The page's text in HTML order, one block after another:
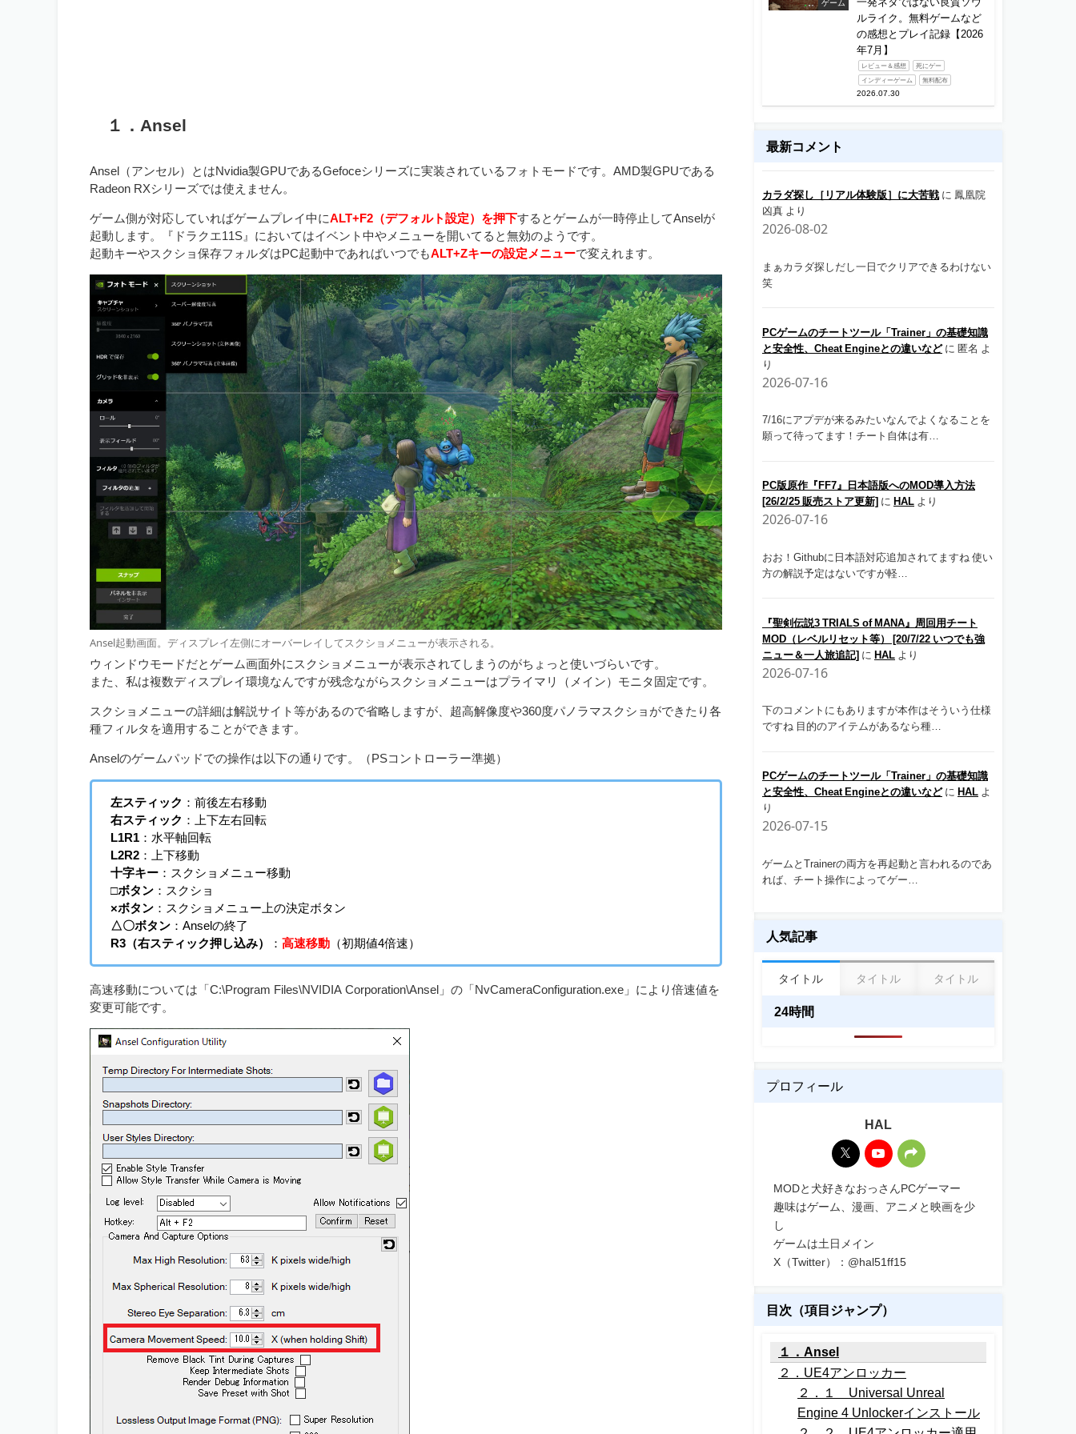
１．Ansel
Ansel（アンセル）とはNvidia製GPUであるGefoceシリーズに実装されているフォトモードです。AMD製GPUである
Radeon RXシリーズでは使えません。
ゲーム側が対応していればゲームプレイ中にALT+F2（デフォルト設定）を押下するとゲームが一時停止してAnselが
起動します。『ドラクエ11S』においてはイベント中やメニューを開いてると無効のようです。
起動キーやスクショ保存フォルダはPC起動中であればいつでもALT+Zキーの設定メニューで変えれます。
Ansel起動画面。ディスプレイ左側にオーバーレイしてスクショメニューが表示される。
ウィンドウモードだとゲーム画面外にスクショメニューが表示されてしまうのがちょっと使いづらいです。
また、私は複数ディスプレイ環境なんですが残念ながらスクショメニューはプライマリ（メイン）モニタ固定です。
スクショメニューの詳細は解説サイト等があるので省略しますが、超高解像度や360度パノラマスクショができたり各
種フィルタを適用することができます。
Anselのゲームパッドでの操作は以下の通りです。（PSコントローラー準拠）
左スティック ：前後左右移動
右スティック ：上下左右回転
L1R1：水平軸回転
L2R2：上下移動
十字キー：スクショメニュー移動
□ボタン：スクショ
×ボタン：スクショメニュー上の決定ボタン
△〇ボタン：Anselの終了
R3（右スティック押し込み）
： 高速移動（初期値4倍速）
高速移動については「C:\Program Files\NVIDIA Corporation\Ansel」の「NvCameraConfiguration.exe」により倍速値を
変更可能です。
ゲーム
ルライク。無料ゲームなど
の感想とプレイ記録【2026
年7月】
レビュー＆感想 死にゲー
インディーゲーム 無料配布
2026.07.30
最新コメント
カラダ探し［リアル体験版］に大苦戦 に
鳳凰院
凶真 より
2026-08-02
まぁカラダ探しだし一日でクリアできるわけない
笑
PCゲームのチートツール「Trainer」の基礎知識
と安全性、Cheat Engineとの違いなどに 匿名 よ
り
2026-07-16
7/16にアプデが来るみたいなんでよくなることを
願って待ってます！チート自体は有…
PC版原作『FF7』日本語版へのMOD導入方法
[26/2/25 販売ストア更新] に HAL より
2026-07-16
おお！Githubに日本語対応追加されてますね 使い
方の解説予定はないですが軽…
『聖剣伝説3 TRIALS of MANA』周回用チート
MOD（レベルリセット等） [20/7/22 いつでも強
ニュー＆一人旅追記] に HAL より
2026-07-16
下のコメントにもありますが本作はそういう仕様
ですね 目的のアイテムがあるなら種…
PCゲームのチートツール「Trainer」の基礎知識
と安全性、Cheat Engineとの違いなどに HAL よ
り
2026-07-15
ゲームとTrainerの両方を再起動と言われるのであ
れば、チート操作によってゲー…
人気記事
タイトル タイトル タイトル
24時間
プロフィール
HAL
MODと犬好きなおっさんPCゲーマー
趣味はゲーム、漫画、アニメと映画を少
し
ゲームは土日メイン
X（Twitter）：@hal51ff15
目次（項目ジャンプ）
１．Ansel
２．UE4アンロッカー
２．１ Universal Unreal
Engine 4 Unlockerインストール